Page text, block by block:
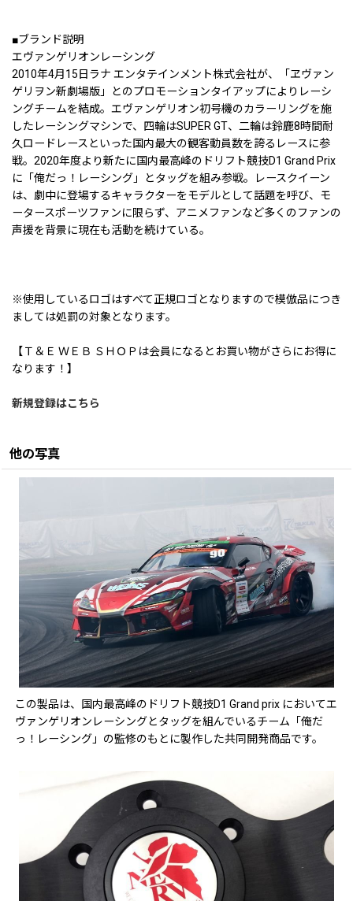
■ブランド説明
エヴァンゲリオンレーシング
2010年4月15日ラナ エンタテインメント株式会社が、「ヱヴァン
ゲリヲン新劇場版」とのプロモーションタイアップによりレーシ
ングチームを結成。エヴァンゲリオン初号機のカラーリングを施
したレーシングマシンで、四輪はSUPER GT、二輪は鈴鹿8時間耐
久ロードレースといった国内最大の観客動員数を誇るレースに参
戦。2020年度より新たに国内最高峰のドリフト競技D1 Grand Prix
に「俺だっ！レーシング」とタッグを組み参戦。レースクイーン
は、劇中に登場するキャラクターをモデルとして話題を呼び、モ
ータースポーツファンに限らず、アニメファンなど多くのファンの
声援を背景に現在も活動を続けている。
※使用しているロゴはすべて正規ロゴとなりますので模倣品につき
ましては処罰の対象となります。
【Ｔ＆Ｅ ＷＥＢ ＳＨＯＰは会員になるとお買い物がさらにお得に
なります！】
新規登録はこちら
他の写真
この製品は、国内最高峰のドリフト競技D1 Grand prix においてエ
ヴァンゲリオンレーシングとタッグを組んでいるチーム「俺だ
っ！レーシング」の監修のもとに製作した共同開発商品です。